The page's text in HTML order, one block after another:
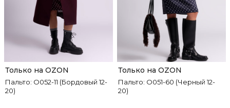
Пальто: О052-11 (Бордовый 12-
20)
Только на OZON
Пальто: О051-60 (Черный 12-
20)
Только на OZON